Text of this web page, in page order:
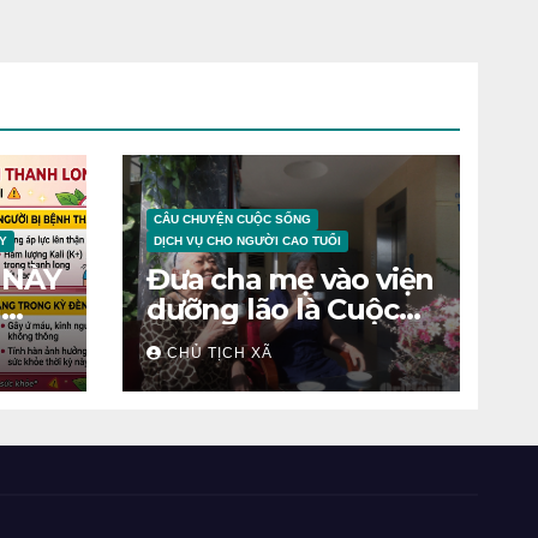
CÂU CHUYỆN CUỘC SỐNG
DỊCH VỤ CHO NGƯỜI CAO TUỔI
Đưa cha mẹ vào viện
dưỡng lão là Cuộc
chiến tâm lý
CHỦ TỊCH XÃ